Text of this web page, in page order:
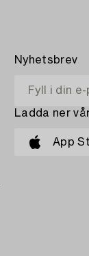
Nyhetsbrev
Ladda ner
App